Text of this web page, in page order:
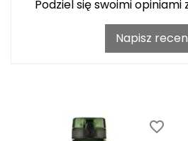
Podziel się swoimi
Napisz